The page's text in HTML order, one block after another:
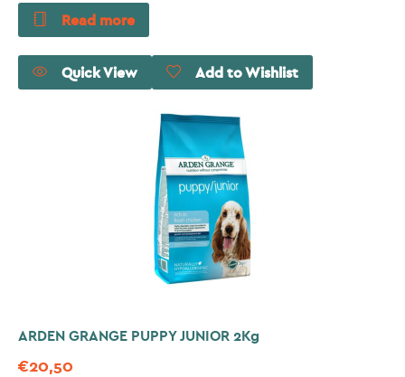
Read more
Quick View Add to Wishlist
ARDEN GRANGE PUPPY JUNIOR 2Kg
€20,50